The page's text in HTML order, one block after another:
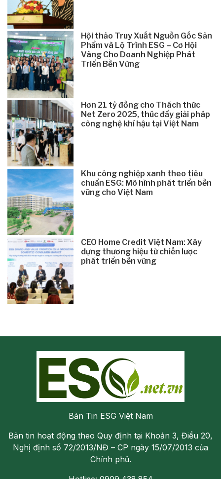
Hội thảo Truy Xuất Nguồn Gốc Sản
Phẩm và Lộ Trình ESG – Cơ Hội
Vàng Cho Doanh Nghiệp Phát
Triển Bền Vững
Hơn 21 tỷ đồng cho Thách thức
Net Zero 2025, thúc đẩy giải pháp
công nghệ khí hậu tại Việt Nam
Khu công nghiệp xanh theo tiêu
chuẩn ESG: Mô hình phát triển bền
vững cho Việt Nam
CEO Home Credit Việt Nam: Xây
dựng thương hiệu từ chiến lược
phát triển bền vững
Bản Tin ESG Việt Nam
Bản tin hoạt động theo Quy định tại Khoản 3, Điều 20,
Nghị định số 72/2013/NĐ – CP ngày 15/07/2013 của
Chính phủ.